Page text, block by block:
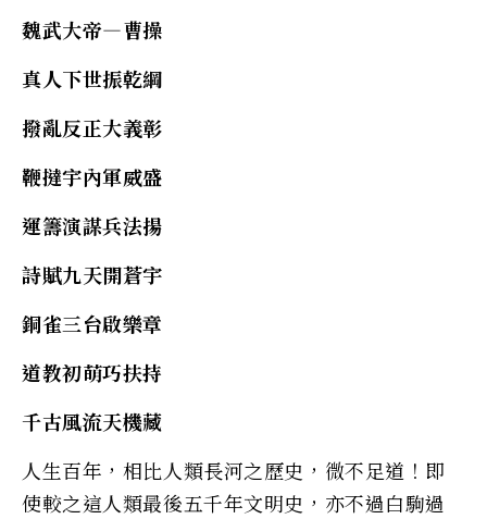
魏武大帝—曹操
真人下世振乾綱
撥亂反正大義彰
鞭撻宇內軍威盛
運籌演謀兵法揚
詩賦九天開蒼宇
銅雀三台啟樂章
道教初萌巧扶持
千古風流天機藏
人生百年，相比人類長河之歷史，微不足道！即
使較之這人類最後五千年文明史，亦不過白駒過